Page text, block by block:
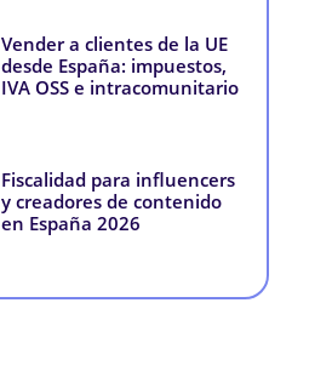
Vender a clientes de la UE
desde España: impuestos,
IVA OSS e intracomunitario
Fiscalidad para influencers
y creadores de contenido
en España 2026